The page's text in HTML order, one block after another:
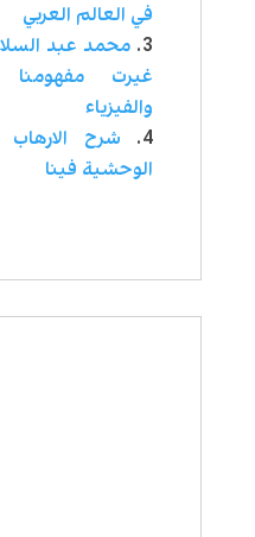
في العالم العربي
محمد عبد
غيرت مفهومنا
والفيزياء
شرح
الوحشية فينا